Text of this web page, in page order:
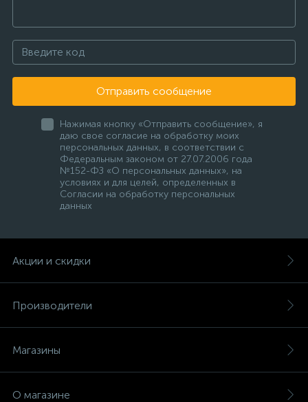
Отправить сообщение
Нажимая кнопку «Отправить сообщение», я
даю свое согласие на обработку моих
персональных данных, в соответствии с
Федеральным законом от 27.07.2006 года
№152-ФЗ «О персональных данных», на
условиях и для целей, определенных в
Согласии на обработку персональных
данных
Акции и скидки
Производители
Магазины
О магазине